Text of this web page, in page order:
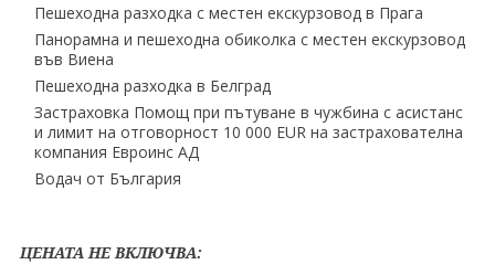
Пешеходна разходка с местен екскурзовод в Прага
Панорамна и пешеходна обиколка с местен екскурзовод
във Виена
Пешеходна разходка в Белград
Застраховка Помощ при пътуване в чужбина с асистанс
и лимит на отговорност 10 000 EUR на застрахователна
компания Евроинс АД
Водач от България
ЦЕНАТА НЕ ВКЛЮЧВА: